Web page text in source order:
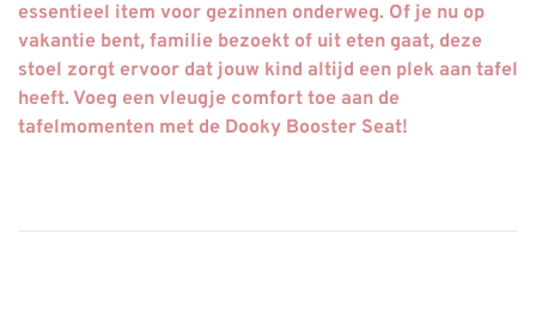
essentieel item voor gezinnen onderweg. Of je nu op
vakantie bent, familie bezoekt of uit eten gaat, deze
stoel zorgt ervoor dat jouw kind altijd een plek aan tafel
heeft. Voeg een vleugje comfort toe aan de
tafelmomenten met de Dooky Booster Seat!